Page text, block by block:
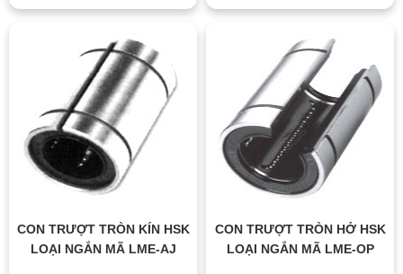
CON TRƯỢT TRÒN KÍN HSK
LOẠI NGẮN MÃ LME-AJ
CON TRƯỢT TRÒN HỞ HSK
LOẠI NGẮN MÃ LME-OP